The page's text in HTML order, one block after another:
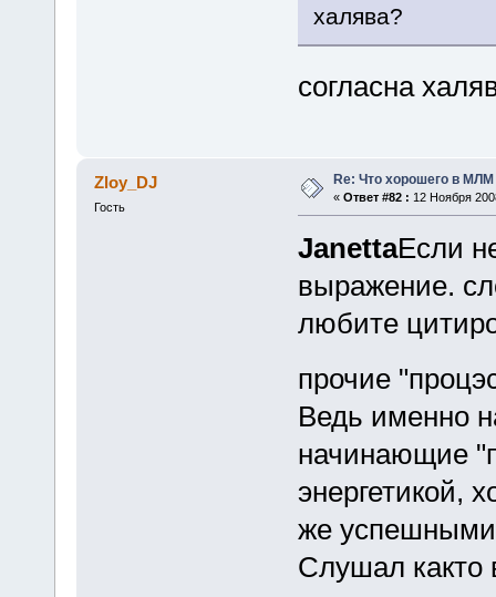
халява?
согласна
Zloy_DJ
Гость
Re: Что хорошего в МЛМ
« Ответ #82 : 12 Ноября
JanettaЕсли
выражение.
любите
прочие
Ведь именно
начинающие
энергетикой,
же
Слушал както